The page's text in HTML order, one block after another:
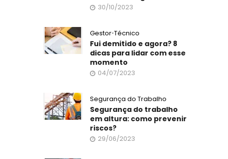
30/10/2023
Gestor•Técnico
Fui demitido e agora? 8
dicas para lidar com esse
momento
04/07/2023
Segurança do Trabalho
Segurança do trabalho
em altura: como prevenir
riscos?
29/06/2023